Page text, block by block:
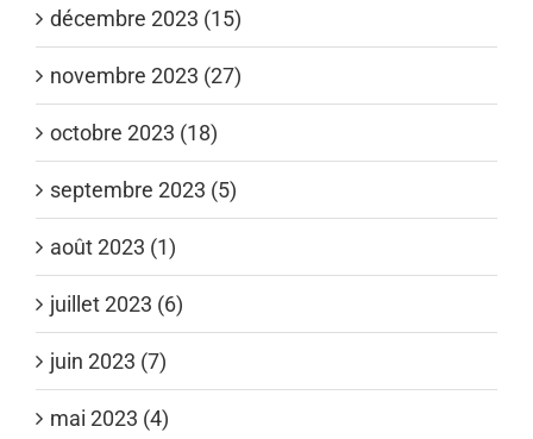
décembre 2023 (15)
novembre 2023 (27)
octobre 2023 (18)
septembre 2023 (5)
août 2023 (1)
juillet 2023 (6)
juin 2023 (7)
mai 2023 (4)